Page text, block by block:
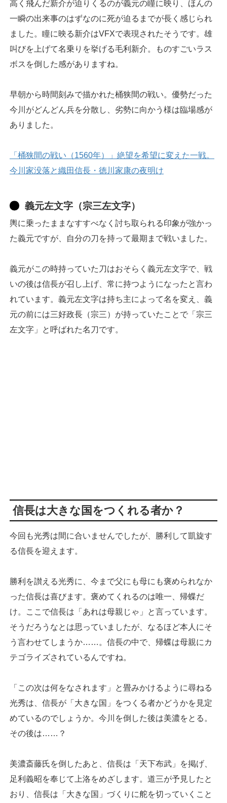
高く飛んだ新介が迫りくるのが義元の瞳に映り、ほんの
一瞬の出来事のはずなのに死が迫るまでが長く感じられ
ました。瞳に映る新介はVFXで表現されたそうです。雄
叫びを上げて名乗りを挙げる毛利新介。ものすごいラス
ボスを倒した感がありますね。
早朝から時間刻みで描かれた桶狭間の戦い。優勢だった
今川がどんどん兵を分散し、劣勢に向かう様は臨場感が
ありました。
「桶狭間の戦い（1560年）」絶望を希望に変えた一戦。
今川家没落と織田信長・徳川家康の夜明け
義元左文字（宗三左文字）
輿に乗ったままなすすべなく討ち取られる印象が強かっ
た義元ですが、自分の刀を持って最期まで戦いました。
義元がこの時持っていた刀はおそらく義元左文字で、戦
いの後は信長が召し上げ、常に持つようになったと言わ
れています。義元左文字は持ち主によって名を変え、義
元の前には三好政長（宗三）が持っていたことで「宗三
左文字」と呼ばれた名刀です。
信長は大きな国をつくれる者か？
今回も光秀は間に合いませんでしたが、勝利して凱旋す
る信長を迎えます。
勝利を讃える光秀に、今まで父にも母にも褒められなか
った信長は喜びます。褒めてくれるのは唯一、帰蝶だ
け。ここで信長は「あれは母親じゃ」と言っています。
そうだろうなとは思っていましたが、なるほど本人にそ
う言わせてしまうか……。信長の中で、帰蝶は母親にカ
テゴライズされているんですね。
「この次は何をなされます」と畳みかけるように尋ねる
光秀は、信長が「大きな国」をつくる者かどうかを見定
めているのでしょうか。今川を倒した後は美濃をとる。
その後は……？
美濃斎藤氏を倒したあと、信長は「天下布武」を掲げ、
足利義昭を奉じて上洛をめざします。道三が予見したと
おり、信長は「大きな国」づくりに舵を切っていくこと